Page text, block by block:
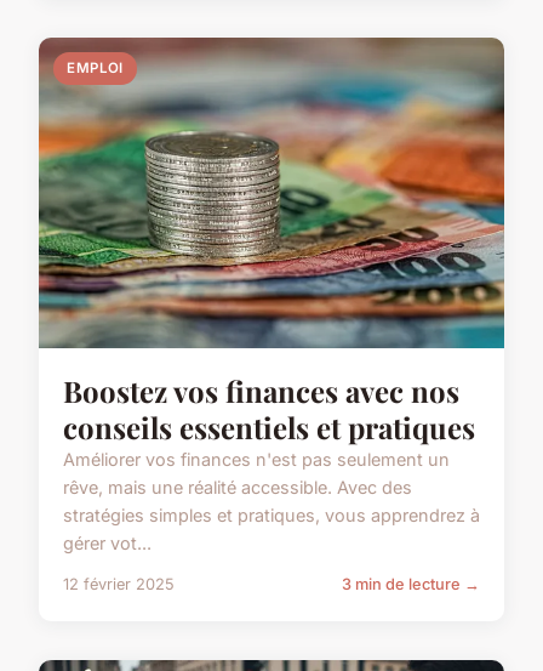
EMPLOI
Boostez vos finances avec nos
conseils essentiels et pratiques
Améliorer vos finances n'est pas seulement un
rêve, mais une réalité accessible. Avec des
stratégies simples et pratiques, vous apprendrez à
gérer vot...
12 février 2025 3 min de lecture →